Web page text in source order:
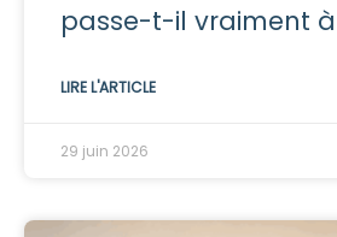
passe-t-il vraiment à
LIRE L'ARTICLE
29 juin 2026